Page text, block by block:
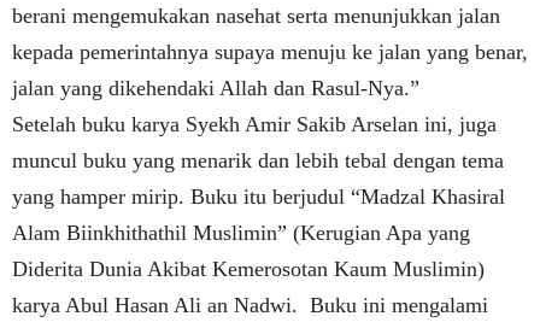
berani mengemukakan nasehat serta menunjukkan jalan
kepada pemerintahnya supaya menuju ke jalan yang benar,
jalan yang dikehendaki Allah dan Rasul-Nya.”
Setelah buku karya Syekh Amir Sakib Arselan ini, juga
muncul buku yang menarik dan lebih tebal dengan tema
yang hamper mirip. Buku itu berjudul “Madzal Khasiral
Alam Biinkhithathil Muslimin” (Kerugian Apa yang
Diderita Dunia Akibat Kemerosotan Kaum Muslimin)
karya Abul Hasan Ali an Nadwi. Buku ini mengalami